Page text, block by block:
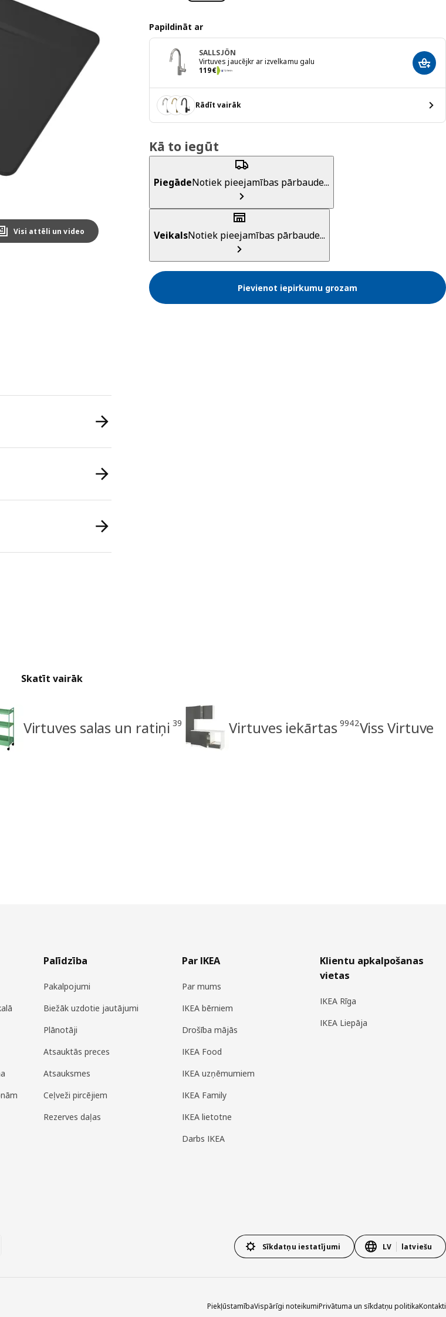
Visi attēli un video
Papildināt ar
SALLSJÖN
Virtuves jaucējkr ar izvelkamu galu
119€
Cena 119€
Rādīt vairāk
Kā to iegūt
PiegādeNotiek pieejamības pārbaude...
VeikalsNotiek pieejamības pārbaude...
Pievienot iepirkumu grozam
Skatīt vairāk
Virtuves salas un ratiņi 39 Virtuves iekārtas 9942Viss Virtuve
Palīdzība
Pakalpojumi
Biežāk uzdotie jautājumi
Plānotāji
Atsauktās preces
Atsauksmes
Ceļveži pircējiem
Rezerves daļas
Par IKEA
Par mums
IKEA bērniem
Drošība mājās
IKEA Food
IKEA uzņēmumiem
IKEA Family
IKEA lietotne
Darbs IKEA
Klientu apkalpošanas
vietas
IKEA Rīga
IKEA Liepāja
Sīkdatņu iestatījumi LV latviešu
PiekļūstamībaVispārīgi noteikumiPrivātuma un sīkdatņu politikaKontakti